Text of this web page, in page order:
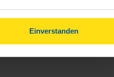
Einverstanden